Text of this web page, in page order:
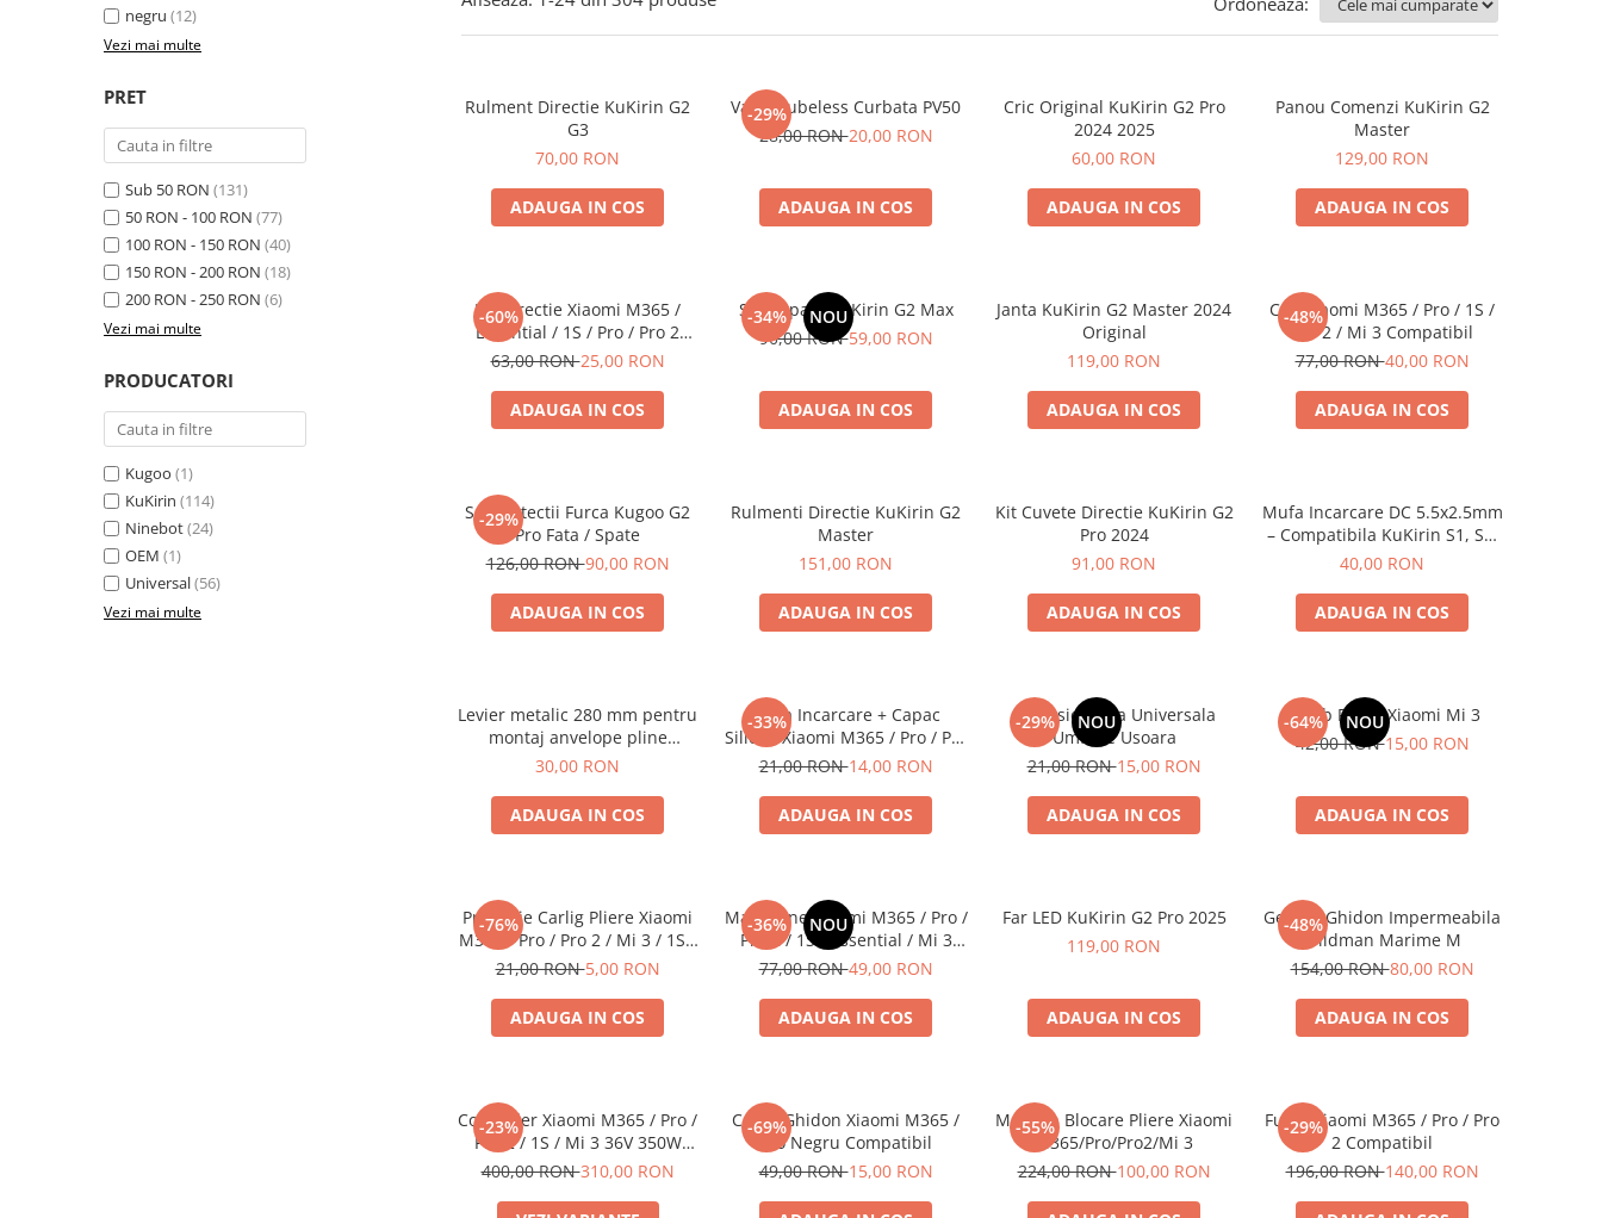
trotinete-electrice
https://www.doctortrotineta.ro/cauciucuri-
cauciucuri-bicicleta
Camere bicicleta
Cauciuc tubeless cu GEL antipană
Trotinete electrice
Biciclete Electrice
Anvelope moto
Anvelope ATV
Cauciucuri bicicleta
Anvelope și Camere Utilaje
https://www.doctortrotineta.ro/plata-
forceOriginalForEdit=1&preview=00681
negru (12)
Vezi mai multe
PRET
Sub 50 RON (131)
50 RON - 100 RON (77)
100 RON - 150 RON (40)
150 RON - 200 RON (18)
200 RON - 250 RON (6)
Vezi mai multe
PRODUCATORI
Kugoo (1)
KuKirin (114)
Ninebot(24)
OEM (1)
Universal(56)
Vezi mai multe
Rulment Directie KuKirin G2
G3
70,00 RON
ADAUGA IN COS
-29%
Valva Tubeless Curbata PV50
28,00 RON20,00 RON
ADAUGA IN COS
Cric Original KuKirin G2 Pro
2024 2025
60,00 RON
ADAUGA IN COS
Panou Comenzi KuKirin G2
Master
129,00 RON
ADAUGA IN COS
-60%
Kit Directie Xiaomi M365 /
Essential / 1S / Pro / Pro 2
Compatibil
63,00 RON25,00 RON
ADAUGA IN COS
-34% NOU
Stop Spate KuKirin G2 Max
90,00 RON59,00 RON
ADAUGA IN COS
Janta KuKirin G2 Master 2024
Original
119,00 RON
ADAUGA IN COS
-48%
Cric Xiaomi M365 / Pro / 1S /
Pro 2 / Mi 3 Compatibil
77,00 RON40,00 RON
ADAUGA IN COS
-29%
Set Protectii Furca Kugoo G2
Pro Fata / Spate
126,00 RON90,00 RON
ADAUGA IN COS
Rulmenti Directie KuKirin G2
Master
151,00 RON
ADAUGA IN COS
Kit Cuvete Directie KuKirin G2
Pro 2024
91,00 RON
ADAUGA IN COS
Mufa Incarcare DC 5.5x2.5mm
– Compatibila KuKirin S1, S2,
S3 si E-TWOW
40,00 RON
ADAUGA IN COS
Levier metalic 280 mm pentru
montaj anvelope pline
trotinete electrice
30,00 RON
ADAUGA IN COS
-33%
Mufa Incarcare + Capac
Silicon Xiaomi M365 / Pro / Pro
2 / 1S / Mi 3 Compatibil
21,00 RON14,00 RON
ADAUGA IN COS
-29% NOU
Extensie Valva Universala
Umflare Usoara
21,00 RON15,00 RON
ADAUGA IN COS
-64% NOU
Surub Pliere Xiaomi Mi 3
42,00 RON15,00 RON
ADAUGA IN COS
-76%
Protectie Carlig Pliere Xiaomi
M365 / Pro / Pro 2 / Mi 3 / 1S /
Mi 4
21,00 RON5,00 RON
ADAUGA IN COS
-36% NOU
Mansoane Xiaomi M365 / Pro /
Pro 2 / 1S / Essential / Mi 3
Originale Negre
77,00 RON49,00 RON
ADAUGA IN COS
Far LED KuKirin G2 Pro 2025
119,00 RON
ADAUGA IN COS
-48%
Geanta Ghidon Impermeabila
Wildman Marime M
154,00 RON80,00 RON
ADAUGA IN COS
-23%
Controller Xiaomi M365 / Pro /
Pro 2 / 1S / Mi 3 36V 350W
Compatibil
400,00 RON310,00 RON
-69%
Carlig Ghidon Xiaomi M365 /
Pro Negru Compatibil
49,00 RON15,00 RON
-55%
Manson Blocare Pliere Xiaomi
M365/Pro/Pro2/Mi 3
224,00 RON100,00 RON
-29%
Furca Xiaomi M365 / Pro / Pro
2 Compatibil
196,00 RON140,00 RON